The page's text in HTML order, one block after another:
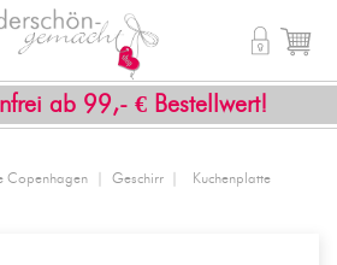
ab 99,- € Bestellwert!
shopping_cart

Copenhagen Geschirr
Kuchenplatte